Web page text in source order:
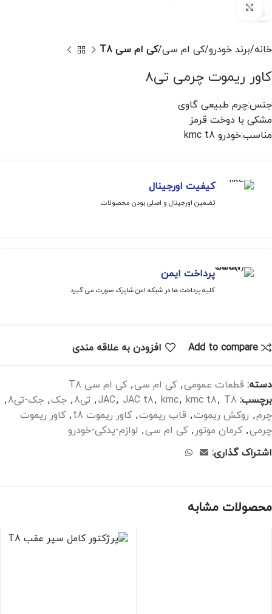
خانه برند خودرو کی ام سی کی ام سی T8
کاور ریموت چرمی تی8
جنس:چرم طبیعی گاوی
مشکی با دوخت قرمز
مناسب:خودرو kmc t8
کیفیت اورجینال
تضمین اورجینال و اصلی بودن محصولات
پرداخت ایمن
کلیه پرداخت ها در شبکه امن شاپرک صورت می گیرد
Add to compare افزودن به علاقه مندی
دسته: قطعات عمومی, کی ام سی, کی ام سی T8
برچسب:
JAC, JAC t8, kmc, kmc t8, T8
, تی8 , جک, جک-تی8 ,
چرم, روکش ریموت, قاب ریموت, کاور ریموت t8 , کاور ریموت
چرمی, کرمان موتور , کی ام سی, لوازم-یدکی-خودرو
اشتراک گذاری:
محصولات مشابه